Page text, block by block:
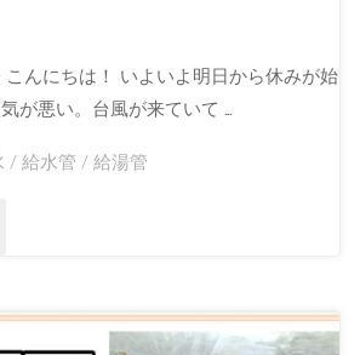
んにちは！ いよいよ明日から休みが始
が悪い。台風が来ていて …
/給水管 /給湯管